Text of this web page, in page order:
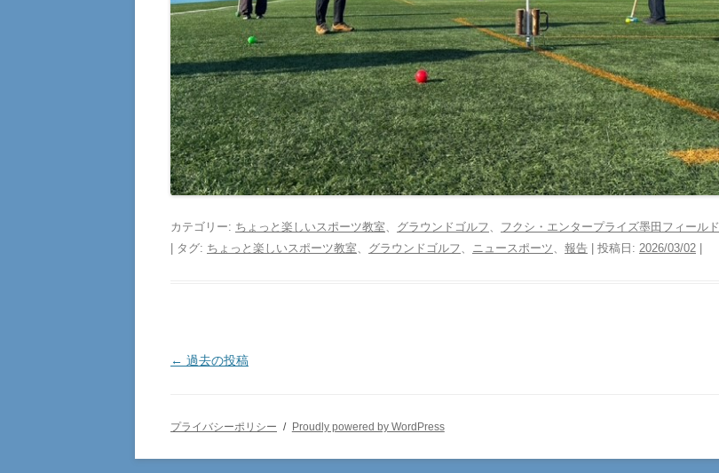
カテゴリー: ちょっと楽しいスポーツ教室 グラウンドゴルフ
フクシ・エンタープライズ墨田フィールド
| タグ: ちょっと楽しいスポーツ教室 グラウンドゴルフ ニュースポーツ 報告 | 投稿日: 2026/03/02
投
ビ
ゲ
← 過去の投稿
プライバシーポリシー Proudly powered by WordPress